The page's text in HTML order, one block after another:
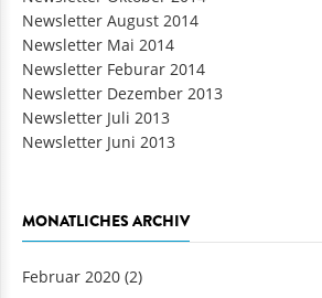
Newsletter August 2014
Newsletter Mai 2014
Newsletter Feburar 2014
Newsletter Dezember 2013
Newsletter Juli 2013
Newsletter Juni 2013
MONATLICHES ARCHIV
Februar 2020 (2)